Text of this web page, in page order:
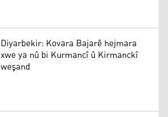
Diyarbekir: Kovara Bajarê hejmara
xwe ya nû bi Kurmancî û Kirmanckî
weşand